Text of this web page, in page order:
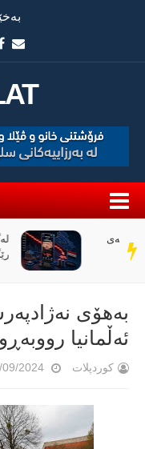
سەر
دێڕ
لەگەڵ
رێگەی مۆبایلەوە
بەهۆی
ئەڵمانیا
کوردپلات 5/09/2024